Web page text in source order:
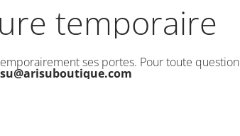
temporaire
ses portes. Pour toute question